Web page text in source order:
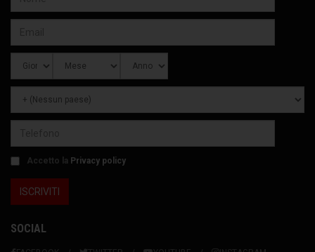
Accetto la Privacy policy
SOCIAL